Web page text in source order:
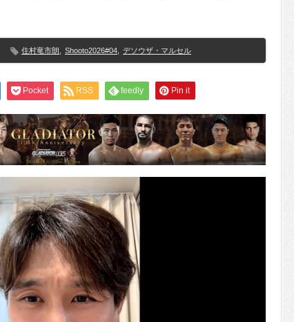
住村竜市朗 Shooto2026#04 デソウザ・マルセル
Pocket RSS feedly Pin it